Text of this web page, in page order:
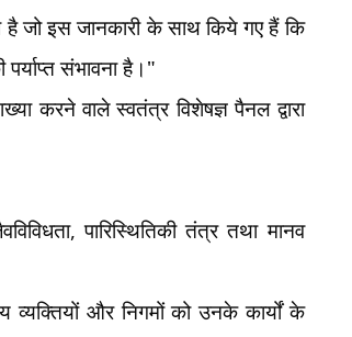
है जो इस जानकारी के साथ किये गए हैं कि
संभावना है।"
करने वाले स्वतंत्र विशेषज्ञ पैनल द्वारा
,पारिस्थितिकी तंत्र तथा मानव
व्यक्तियों और निगमों को उनके कार्यों के